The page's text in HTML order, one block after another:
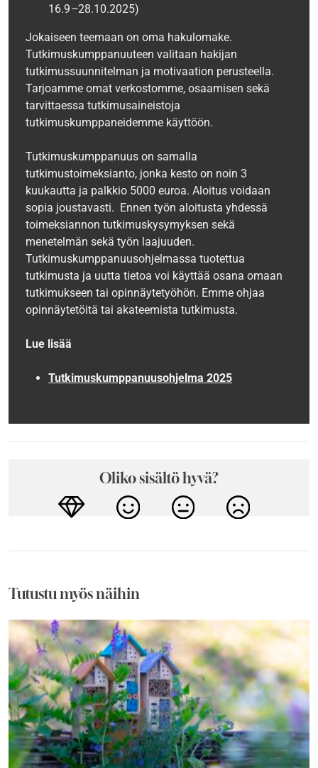
16.9–28.10.2025)
Jokaiseen teemaan on oma hakulomake.
Tutkimuskumppanuuteen valitaan hakijan
tutkimussuunnitelman ja motivaation perusteella.
Tarjoamme omat verkostomme, osaamisen sekä
tarvittaessa tutkimusaineistoja
tutkimuskumppaneidemme käyttöön.
Tutkimuskumppanuus on samalla
tutkimustoimeksianto, jonka kesto on noin 3
kuukautta ja palkkio 5000 euroa. Aloitus voidaan
sopia joustavasti. Ennen työn aloitusta yhdessä
toimeksiannon tutkimuskysymyksen sekä
menetelmän sekä työn laajuuden.
Tutkimuskumppanuusohjelmassa tuotettua
tutkimusta ja uutta tietoa voi käyttää osana omaan
tutkimukseen tai opinnäytetyöhön. Emme ohjaa
opinnäytetöitä tai akateemista tutkimusta.
Lue lisää
Tutkimuskumppanuusohjelma 2025
Oliko sisältö hyvä?
Tutustu myös näihin